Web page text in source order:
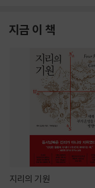
지금 이 책
지리의 기원